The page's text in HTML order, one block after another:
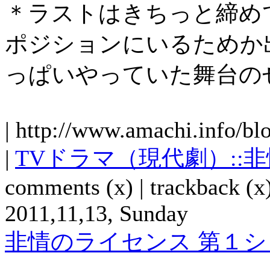
＊ラストはきちっと締
ポジションにいるため
っぱいやっていた舞台の
| http://www.amachi.info/
| TVドラマ（現代劇）::
comments (x) | trackback
2011,11,13, Sunday
非情のライセンス 第１